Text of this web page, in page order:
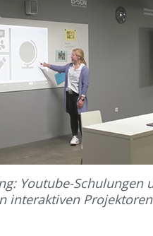
Youtube-Schulungen
interaktiven